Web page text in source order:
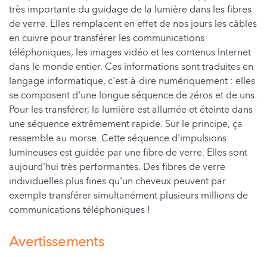
très importante du guidage de la lumière dans les fibres
de verre. Elles remplacent en effet de nos jours les câbles
en cuivre pour transférer les communications
téléphoniques, les images vidéo et les contenus Internet
dans le monde entier. Ces informations sont traduites en
langage informatique, c'est-à-dire numériquement : elles
se composent d'une longue séquence de zéros et de uns.
Pour les transférer, la lumière est allumée et éteinte dans
une séquence extrêmement rapide. Sur le principe, ça
ressemble au morse. Cette séquence d'impulsions
lumineuses est guidée par une fibre de verre. Elles sont
aujourd'hui très performantes. Des fibres de verre
individuelles plus fines qu'un cheveux peuvent par
exemple transférer simultanément plusieurs millions de
communications téléphoniques !
Avertissements